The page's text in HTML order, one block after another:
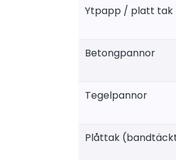
Ytpapp / platt tak
Betongpannor
Tegelpannor
Plåttak